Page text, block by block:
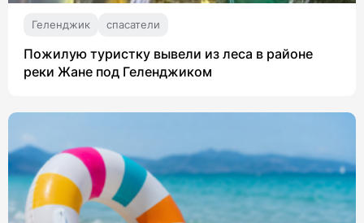
Геленджик спасатели
Пожилую туристку вывели из леса в районе
реки Жане под Геленджиком